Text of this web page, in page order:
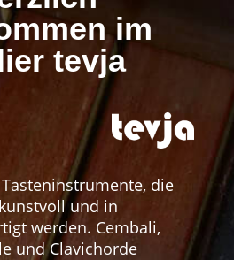
im
tevja
die
und in
werden. Cembali,
und Clavichorde